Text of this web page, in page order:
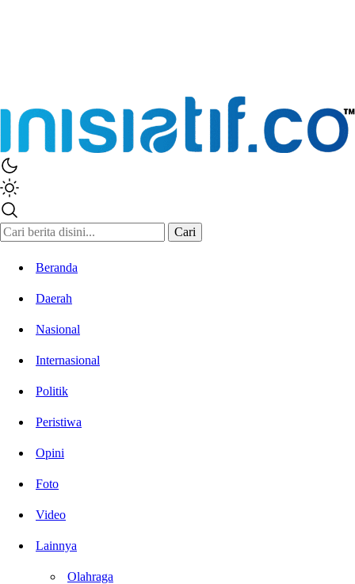
Inisiatif.co
Stay Connected Stay Informed
Cari
Beranda
Daerah
Nasional
Internasional
Politik
Peristiwa
Opini
Foto
Video
Lainnya
Olahraga